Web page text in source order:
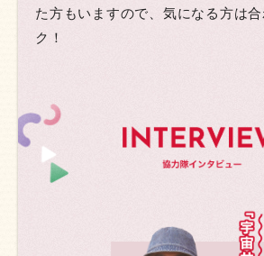
た方もいますので、気になる方は
ク！